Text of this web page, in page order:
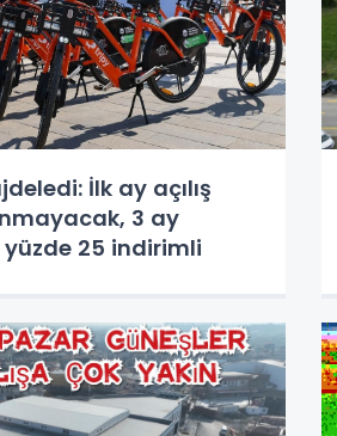
İlk ay açılış
3 ay
25 indirimli